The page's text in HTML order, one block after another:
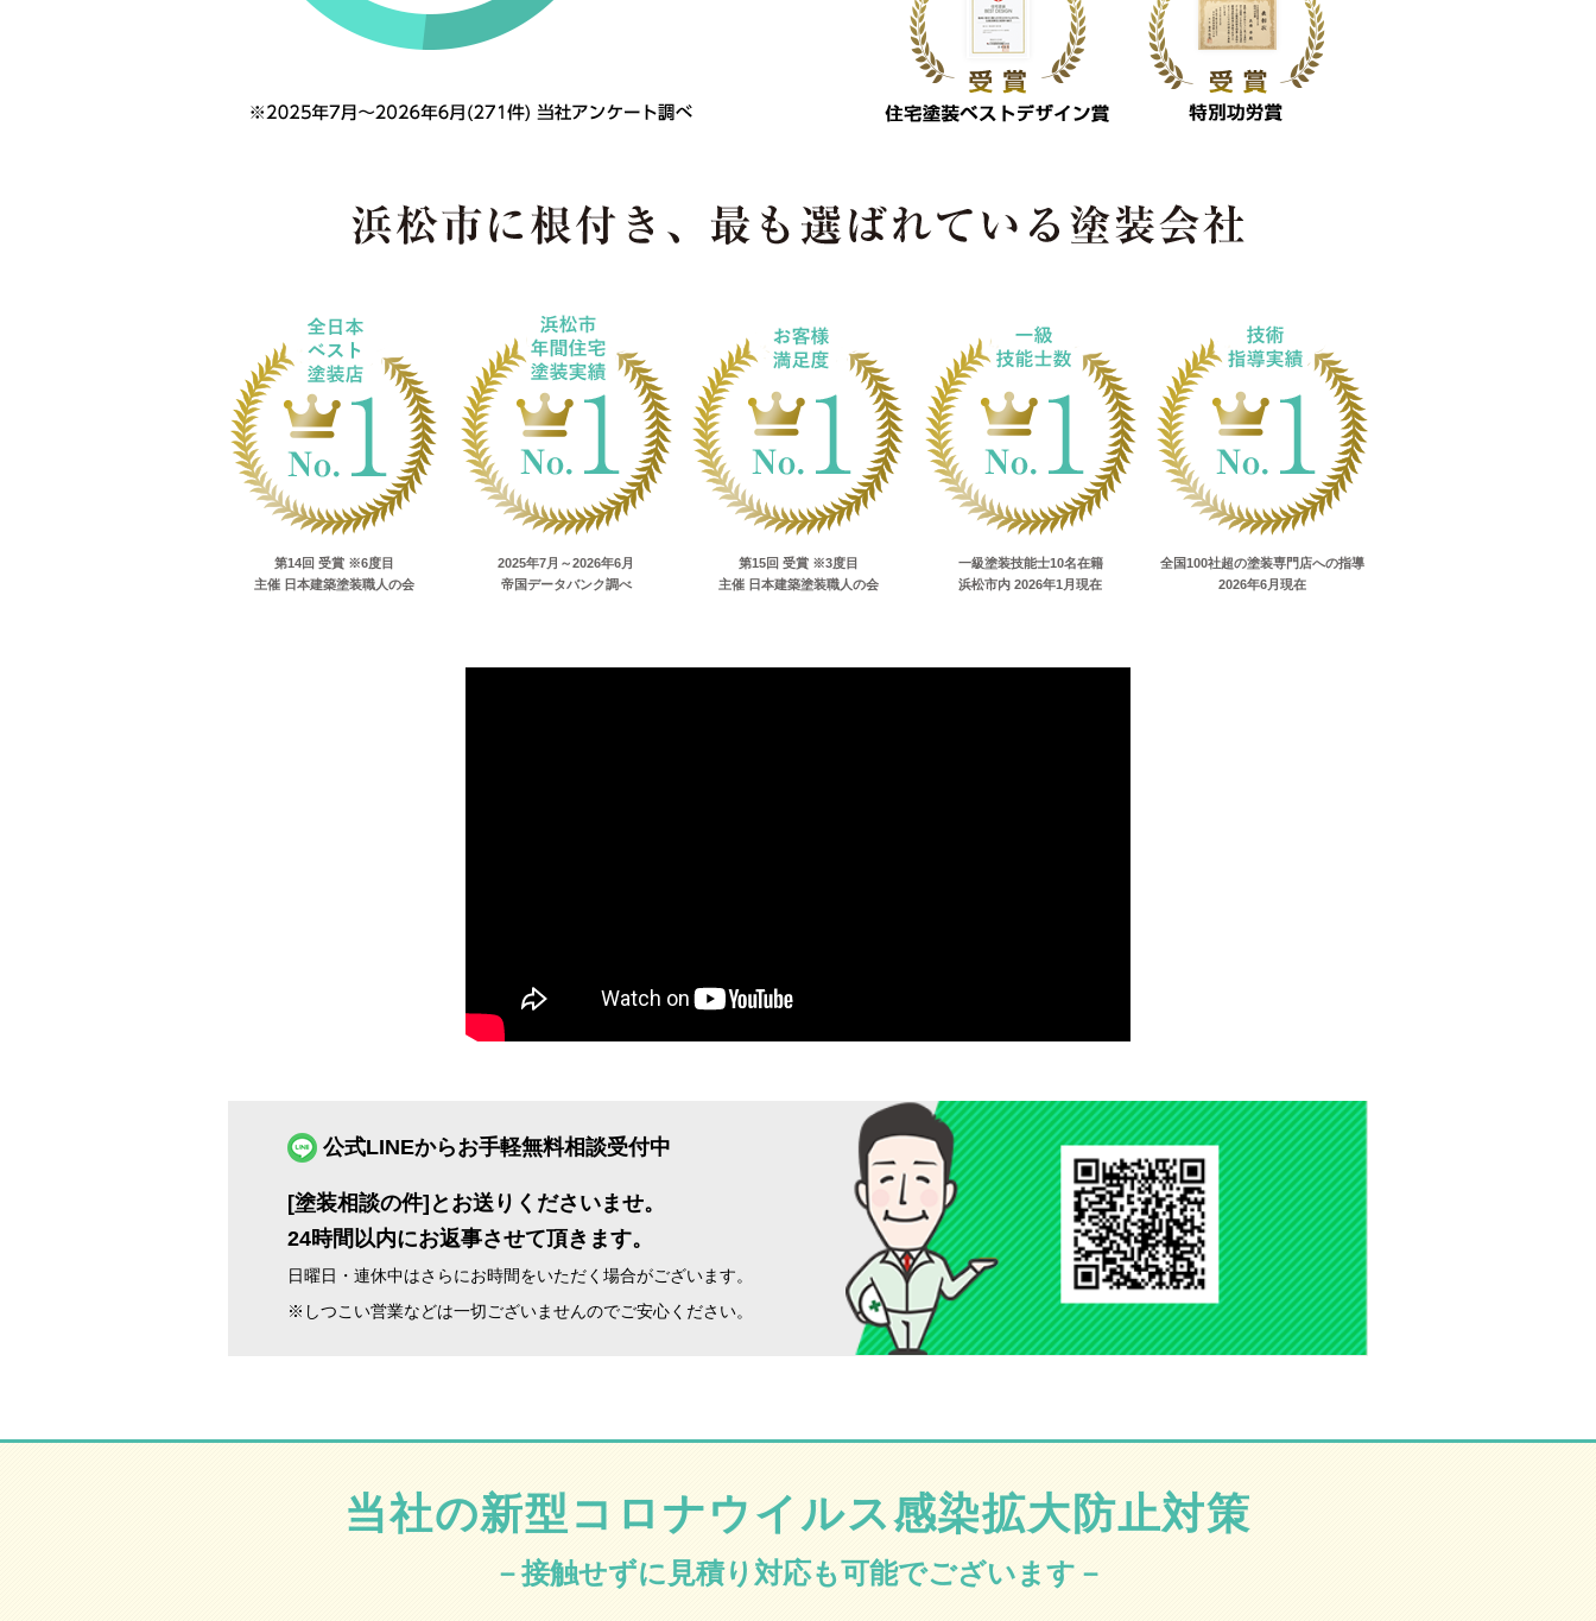
第14回 受賞 ※6度目
主催 日本建築塗装職人の会
2025年7月～2026年6月
帝国データバンク調べ
第15回 受賞 ※3度目
主催 日本建築塗装職人の会
一級塗装技能士10名在籍
浜松市内 2026年1月現在
全国100社超の塗装専門店への指導
2026年6月現在
公式LINEからお手軽無料相談受付中
[塗装相談の件]とお送りくださいませ。
24時間以内にお返事させて頂きます。
日曜日・連休中はさらにお時間をいただく場合がございます。
※しつこい営業などは一切ございませんのでご安心ください。
当社の新型コロナウイルス感染拡大防止対策
－接触せずに見積り対応も可能でございます－